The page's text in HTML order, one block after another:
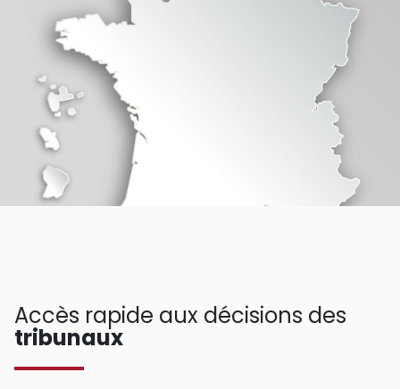
Accès rapide aux décisions des
tribunaux